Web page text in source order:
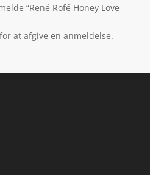
“René Rofé Honey Love
for at afgive en anmeldelse.